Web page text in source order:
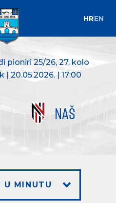
HREN
pioniri 25/26, 27. kolo
| 20.05.2026. | 17:00
NAŠ
U MINUTU